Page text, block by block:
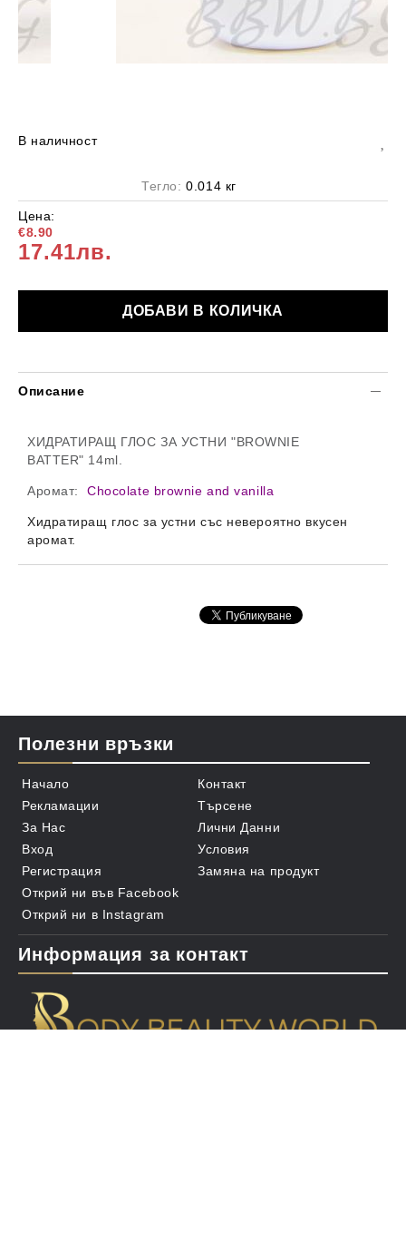
В наличност
Цена:
€8.90
17.41лв.
Тегло: 0.014 кг
Описание
ХИДРАТИРАЩ ГЛОС ЗА УСТНИ "BROWNIE
BATTER" 14ml.
Аромат: Chocolate brownie and vanilla
Хидратиращ глос за устни със невероятно вкусен
аромат.
Полезни връзки
Начало
Рекламации
За Нас
Вход
Регистрация
Контакт
Търсене
Лични Данни
Условия
Замяна на продукт
Открий ни във Facebook
Открий ни в Instagram
Информация за контакт